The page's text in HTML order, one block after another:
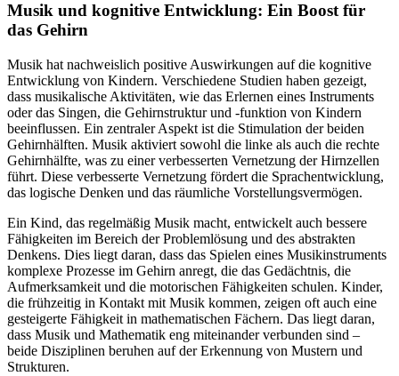
Musik und kognitive Entwicklung: Ein Boost für
das Gehirn
Musik hat nachweislich positive Auswirkungen auf die kognitive
Entwicklung von Kindern. Verschiedene Studien haben gezeigt,
dass musikalische Aktivitäten, wie das Erlernen eines Instruments
oder das Singen, die Gehirnstruktur und -funktion von Kindern
beeinflussen. Ein zentraler Aspekt ist die Stimulation der beiden
Gehirnhälften. Musik aktiviert sowohl die linke als auch die rechte
Gehirnhälfte, was zu einer verbesserten Vernetzung der Hirnzellen
führt. Diese verbesserte Vernetzung fördert die Sprachentwicklung,
das logische Denken und das räumliche Vorstellungsvermögen.
Ein Kind, das regelmäßig Musik macht, entwickelt auch bessere
Fähigkeiten im Bereich der Problemlösung und des abstrakten
Denkens. Dies liegt daran, dass das Spielen eines Musikinstruments
komplexe Prozesse im Gehirn anregt, die das Gedächtnis, die
Aufmerksamkeit und die motorischen Fähigkeiten schulen. Kinder,
die frühzeitig in Kontakt mit Musik kommen, zeigen oft auch eine
gesteigerte Fähigkeit in mathematischen Fächern. Das liegt daran,
dass Musik und Mathematik eng miteinander verbunden sind –
beide Disziplinen beruhen auf der Erkennung von Mustern und
Strukturen.